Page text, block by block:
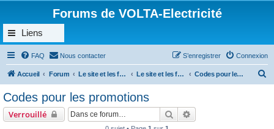
Forums de VOLTA-Electricité
Liens
FAQ Nous contacter Connexion
S’enregistrer
Accueil Forum Le site et les forums de VOLTA-Électricité Le site et les forums Codes pour les promotions
Codes pour les promotions
Verrouillé Rechercher